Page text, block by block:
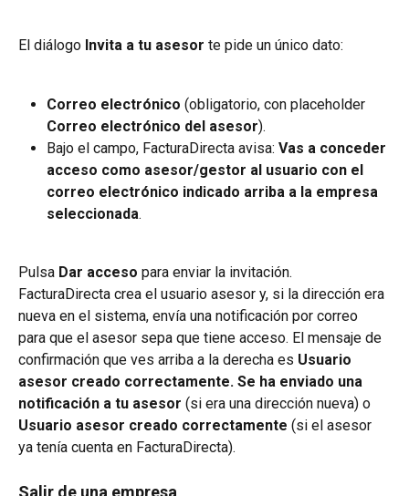
El diálogo Invita a tu asesor te pide un único dato:
Correo electrónico (obligatorio, con placeholder
Correo electrónico del asesor).
Bajo el campo, FacturaDirecta avisa: Vas a conceder
acceso como asesor/gestor al usuario con el
correo electrónico indicado arriba a la empresa
seleccionada.
Pulsa Dar acceso para enviar la invitación.
FacturaDirecta crea el usuario asesor y, si la dirección era
nueva en el sistema, envía una notificación por correo
para que el asesor sepa que tiene acceso. El mensaje de
confirmación que ves arriba a la derecha es Usuario
asesor creado correctamente. Se ha enviado una
notificación a tu asesor (si era una dirección nueva) o
Usuario asesor creado correctamente (si el asesor
ya tenía cuenta en FacturaDirecta).
Salir de una empresa